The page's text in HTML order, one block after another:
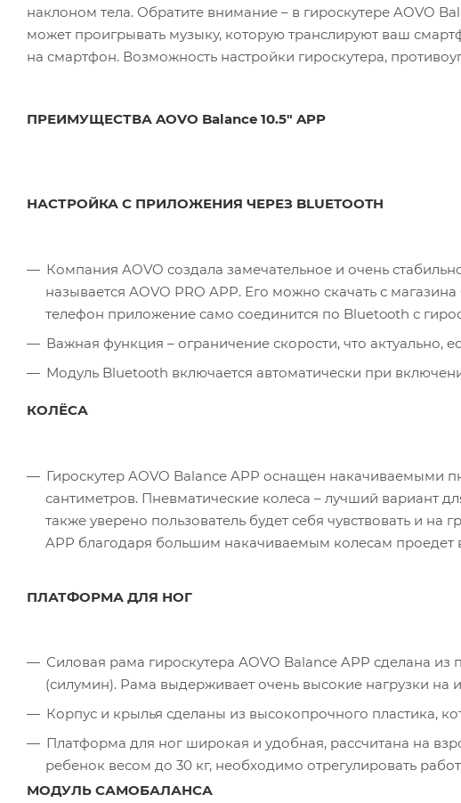
наклоном тела. Обратите внимание – в гироскутере AOVO
может проигрывать музыку, которую транслируют ваш
на смартфон. Возможность настройки гироскутера,
ПРЕИМУЩЕСТВА AOVO Balance 10.5" APP
НАСТРОЙКА С ПРИЛОЖЕНИЯ ЧЕРЕЗ BLUETOOTH
Компания AOVO создала замечательное и очень
называется AOVO PRO APP. Его можно скачать с
телефон приложение само соединится по Bluetooth с
Важная функция – ограничение скорости, что актуально,
Модуль Bluetooth включается автоматически при
КОЛЁСА
Гироскутер AOVO Balance APP оснащен накачиваемыми
сантиметров. Пневматические колеса – лучший вариант
также уверено пользователь будет себя чувствовать и на
APP благодаря большим накачиваемым колесам проедет
ПЛАТФОРМА ДЛЯ НОГ
Силовая рама гироскутера AOVO Balance APP сделана
(силумин). Рама выдерживает очень высокие нагрузки на
Корпус и крылья сделаны из высокопрочного пластика,
Платформа для ног широкая и удобная, рассчитана на
ребенок весом до 30 кг, необходимо отрегулировать
МОДУЛЬ САМОБАЛАНСА